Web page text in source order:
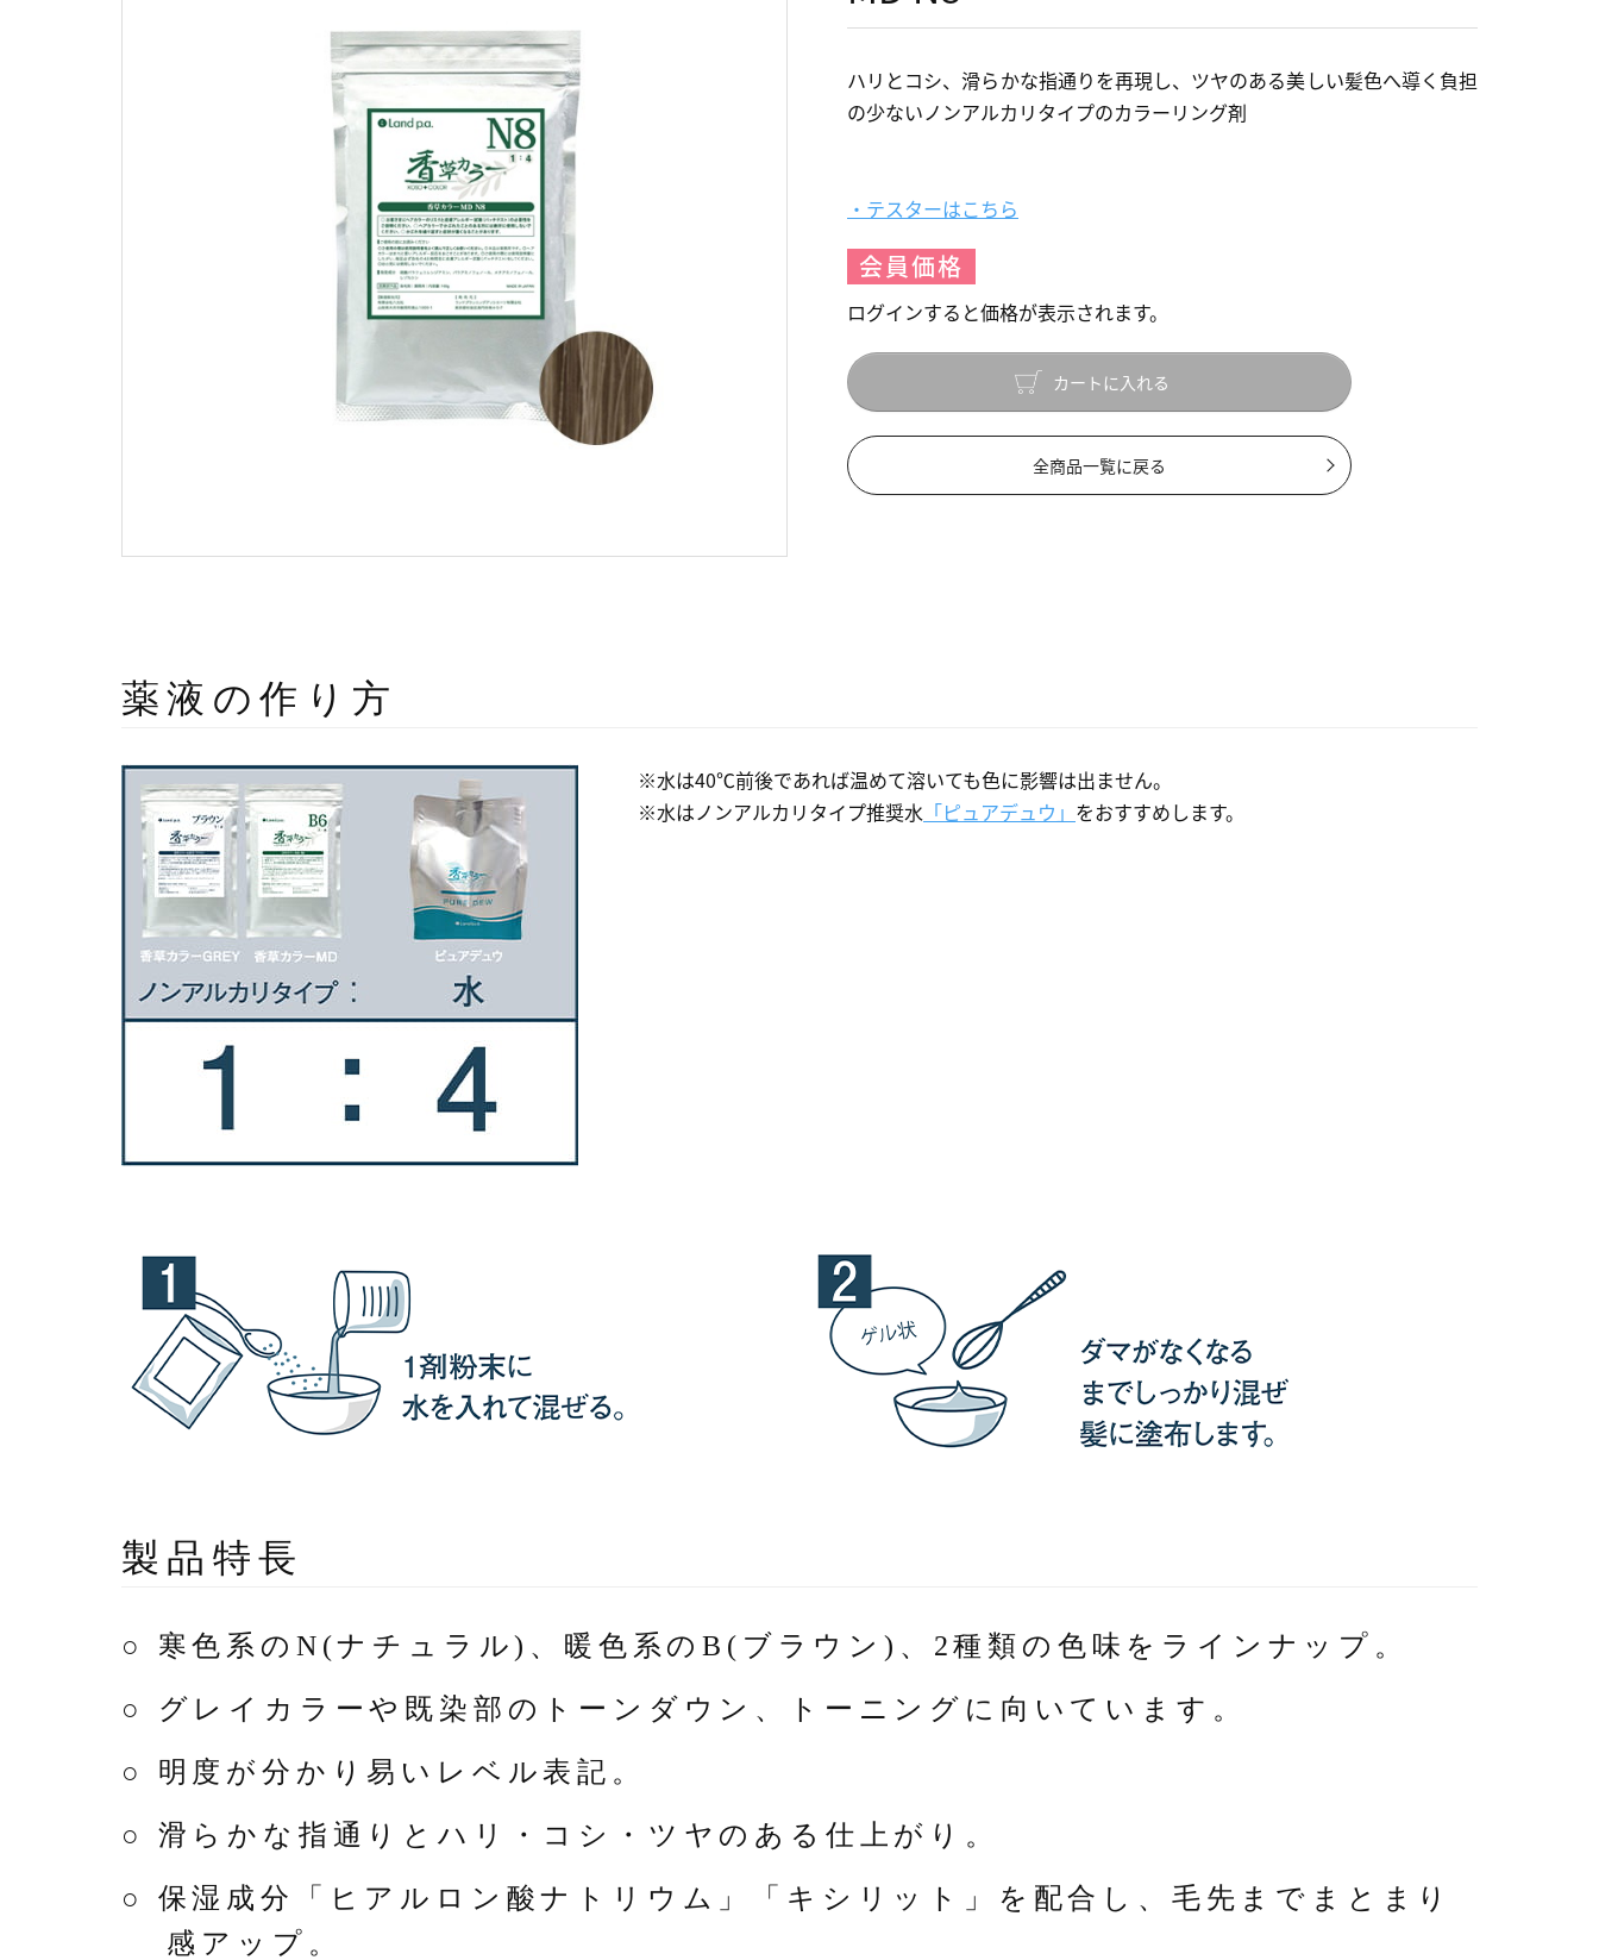
ハリとコシ、滑らかな指通りを再現し、ツヤのある美しい髪色へ導く負担
の少ないノンアルカリタイプのカラーリング剤
・テスターはこちら
会員価格
ログインすると価格が表示されます。
カートに入れる
全商品一覧に戻る
薬液の作り方
※水は40℃前後であれば温めて溶いても色に影響は出ません。
※水はノンアルカリタイプ推奨水 「ピュアデュウ」 をおすすめします。
製品特長
○ 寒色系のN(ナチュラル)、暖色系のB(ブラウン)、2種類の色味をラインナップ。
○ グレイカラーや既染部のトーンダウン、トーニングに向いています。
○ 明度が分かり易いレベル表記。
○ 滑らかな指通りとハリ・コシ・ツヤのある仕上がり。
○ 保湿成分「ヒアルロン酸ナトリウム」「キシリット」を配合し、毛先までまとまり
感アップ。